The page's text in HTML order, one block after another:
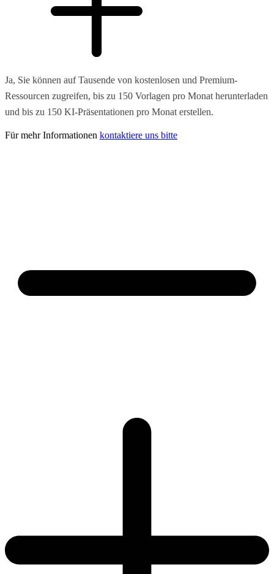
Ja, Sie können auf Tausende von kostenlosen und Premium-
Ressourcen zugreifen, bis zu 150 Vorlagen pro Monat herunterladen
und bis zu 150 KI-Präsentationen pro Monat erstellen.
Für mehr Informationen kontaktiere uns bitte